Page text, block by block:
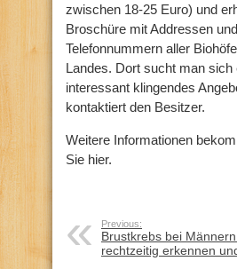
zwischen 18-25 Euro) und
Broschüre mit Addressen und
Telefonnummern aller
Landes. Dort sucht man sich
interessant klingendes
kontaktiert den Besitzer.
Weitere Informationen
Sie hier.
Previous:
Brustkrebs bei
rechtzeitig erkennen